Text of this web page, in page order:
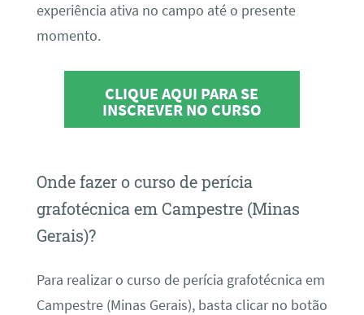
experiência ativa no campo até o presente
momento.
CLIQUE AQUI PARA SE
INSCREVER NO CURSO
Onde fazer o curso de perícia
grafotécnica em Campestre (Minas
Gerais)?
Para realizar o curso de perícia grafotécnica em
Campestre (Minas Gerais), basta clicar no botão